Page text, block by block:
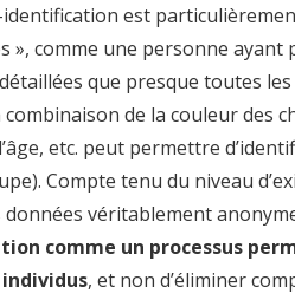
est
», comme une personne ayant
que presque toutes
de la couleur des
etc. peut permettre
Compte tenu du niveau
véritablement
comme un processus
, et non d’éliminer